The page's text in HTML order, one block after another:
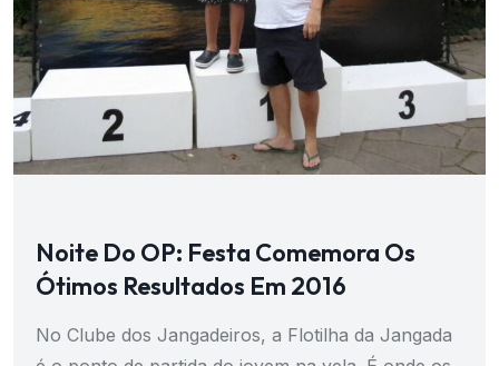
Noite Do OP: Festa Comemora Os
Ótimos Resultados Em 2016
No Clube dos Jangadeiros, a Flotilha da Jangada